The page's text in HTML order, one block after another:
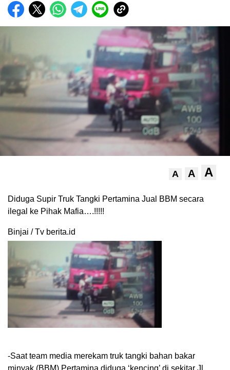
A A A
Diduga Supir Truk Tangki Pertamina Jual BBM secara
ilegal ke Pihak Mafia….!!!!!
Binjai / Tv berita.id
-Saat team media merekam truk tangki bahan bakar